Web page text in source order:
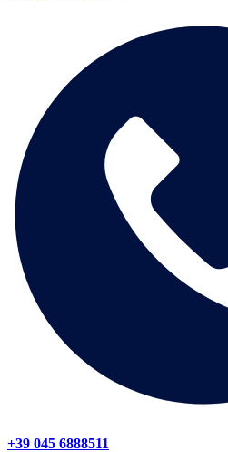
+39 045 6888511